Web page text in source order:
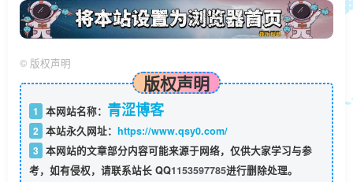
© 版权声明
版权声明
1 本网站名称： 青涩博客
2 本站永久网址： https://www.qsy0.com/
3 本网站的文章部分内容可能来源于网络，仅供大家学习与参
考，如有侵权，请联系站长 QQ1153597785进行删除处理。